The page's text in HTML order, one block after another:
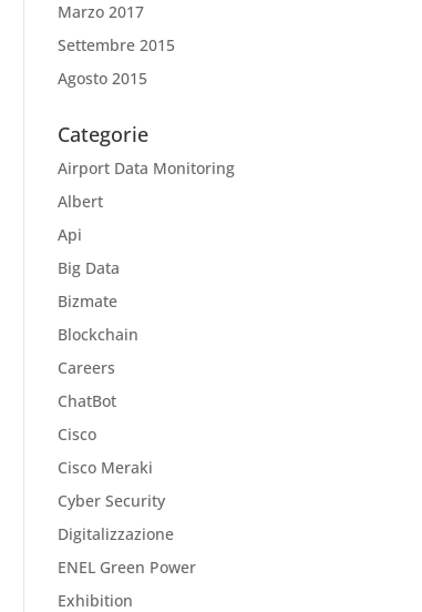
Marzo 2017
Settembre 2015
Agosto 2015
Categorie
Airport Data Monitoring
Albert
Api
Big Data
Bizmate
Blockchain
Careers
ChatBot
Cisco
Cisco Meraki
Cyber Security
Digitalizzazione
ENEL Green Power
Exhibition